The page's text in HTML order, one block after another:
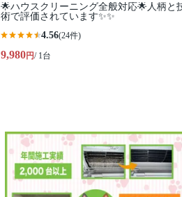
🌟ハウスクリーニング全般対応🌟人柄と
術で評価されています✨✨
4.56(24件)
9,980円/ 1台